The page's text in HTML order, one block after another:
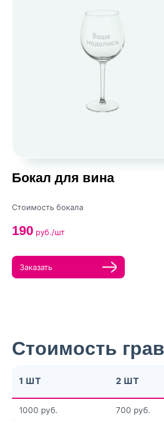
Бокал для вина
Стоимость бокала
190 руб./шт
Заказать
Стоимость
1 ШТ 2 ШТ
1000 руб. 700 руб.